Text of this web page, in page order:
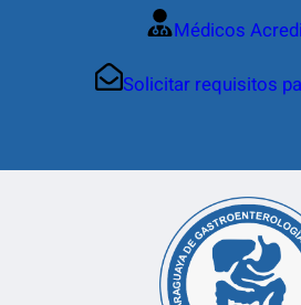
Médicos
Solicitar requisitos